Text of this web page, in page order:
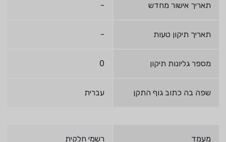
תאריך אישור מחדש -
תאריך תיקון טעות -
מספר גליונות תיקון 0
שפה בה כתוב גוף התקן עברית
מעמד רשמי חלקית